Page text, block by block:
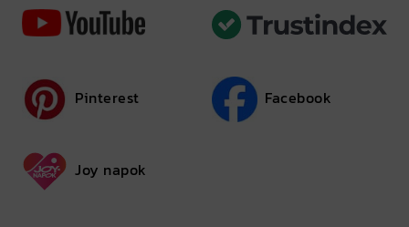
Pinterest Facebook
Joy napok